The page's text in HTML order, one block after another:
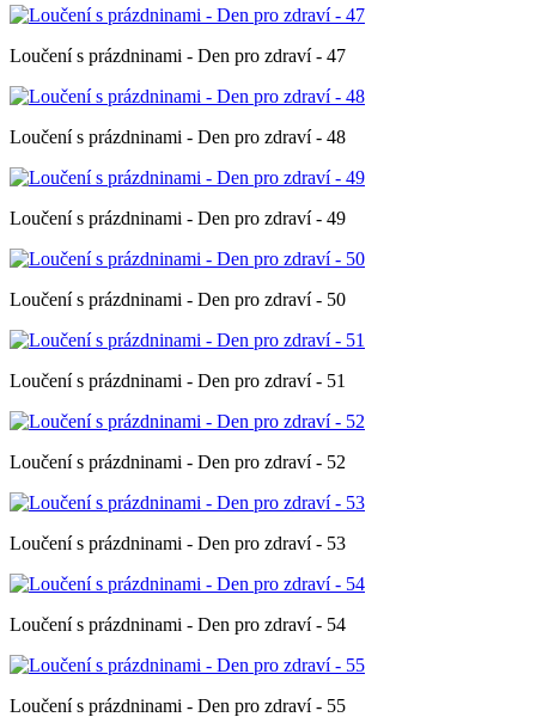
Loučení s prázdninami - Den pro zdraví - 47
Loučení s prázdninami - Den pro zdraví - 48
Loučení s prázdninami - Den pro zdraví - 49
Loučení s prázdninami - Den pro zdraví - 50
Loučení s prázdninami - Den pro zdraví - 51
Loučení s prázdninami - Den pro zdraví - 52
Loučení s prázdninami - Den pro zdraví - 53
Loučení s prázdninami - Den pro zdraví - 54
Loučení s prázdninami - Den pro zdraví - 55